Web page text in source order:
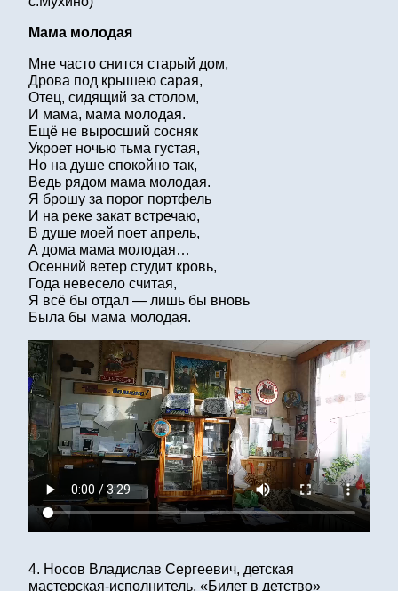
Мама молодая
Мне часто снится старый дом,
Дрова под крышею сарая,
Отец, сидящий за столом,
И мама, мама молодая.
Ещё не выросший сосняк
Укроет ночью тьма густая,
Но на душе спокойно так,
Ведь рядом мама молодая.
Я брошу за порог портфель
И на реке закат встречаю,
В душе моей поет апрель,
А дома мама молодая…
Осенний ветер студит кровь,
Года невесело считая,
Я всё бы отдал — лишь бы вновь
Была бы мама молодая.
4. Носов Владислав Сергеевич, детская
мастерская-исполнитель, «Билет в детство»